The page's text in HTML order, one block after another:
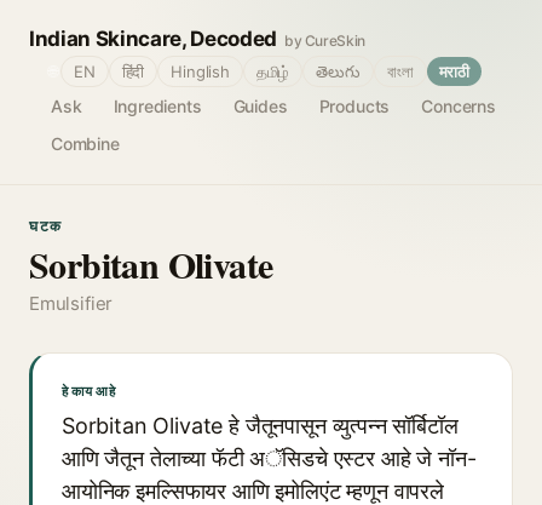
Indian Skincare, Decoded by CureSkin
Ask Ingredients Guides Products
Concerns
Combine
EN हिंदी Hinglish தமிழ் తెలుగు বাংলা मराठी
घटक
Sorbitan Olivate
Emulsifier
हे काय आहे
Sorbitan Olivate हे जैतूनपासून व्युत्पन्न सॉर्बिटॉल
आणि जैतून तेलाच्या फॅटी अॅसिडचे एस्टर आहे जे नॉन-
आयोनिक इमल्सिफायर आणि इमोलिएंट म्हणून वापरले